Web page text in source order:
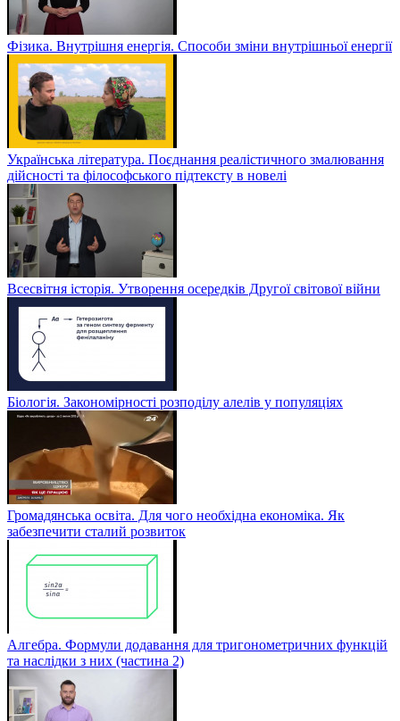
Фізика. Внутрішня енергія. Способи зміни внутрішньої енергії
Українська література. Поєднання реалістичного змалювання
дійсності та філософського підтексту в новелі
Всесвітня історія. Утворення осередків Другої світової війни
Біологія. Закономірності розподілу алелів у популяціях
Громадянська освіта. Для чого необхідна економіка. Як
забезпечити сталий розвиток
Алгебра. Формули додавання для тригонометричних функцій
та наслідки з них (частина 2)